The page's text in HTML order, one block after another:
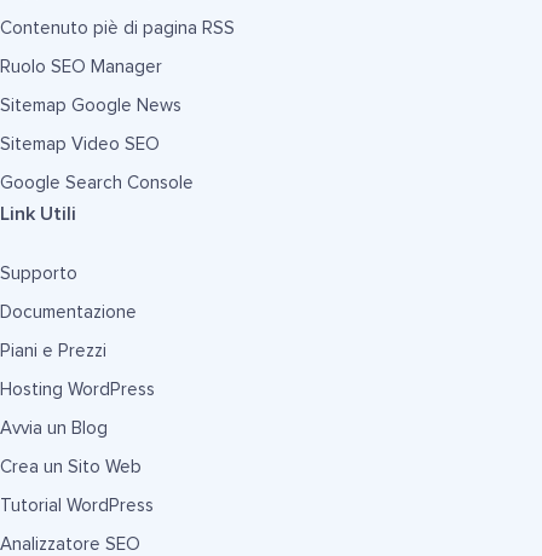
Contenuto piè di pagina RSS
Ruolo SEO Manager
Sitemap Google News
Sitemap Video SEO
Google Search Console
Link Utili
Supporto
Documentazione
Piani e Prezzi
Hosting WordPress
Avvia un Blog
Crea un Sito Web
Tutorial WordPress
Analizzatore SEO